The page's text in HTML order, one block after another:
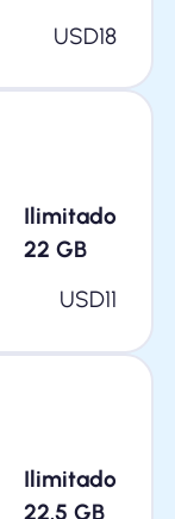
USD18
Ilimitado
22 GB
USD11
Ilimitado
22.5 GB